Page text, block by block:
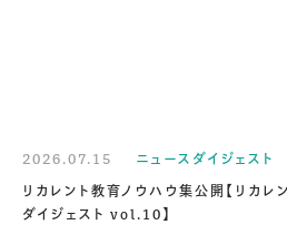
2026.07.15
ニュースダイジェスト
リカレント教育ノウハウ集公開【リカレ
ダイジェスト vol.10】